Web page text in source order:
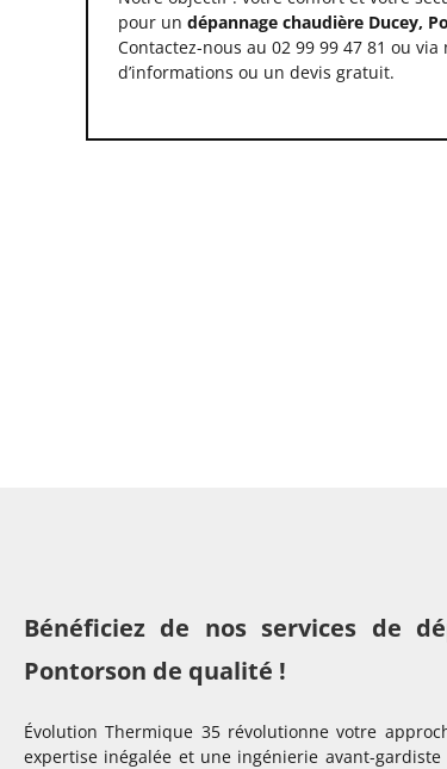
pour un dépannage chaudière Ducey,
Contactez-nous au 02 99 99 47 81 ou via
d’informations ou un devis gratuit.
Bénéficiez de nos services de
Pontorson de qualité !
Évolution Thermique 35 révolutionne votre
expertise inégalée et une ingénierie avant-